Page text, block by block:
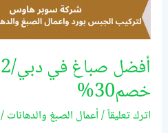
خصم30%
اترك تعليقاً/أعمال الصبغ والدهانات/